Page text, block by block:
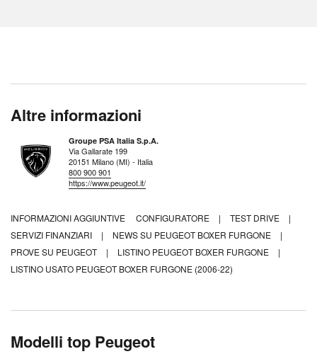
Altre informazioni
Groupe PSA Italia S.p.A.
Via Gallarate 199
20151 Milano (MI) - Italia
800 900 901
https://www.peugeot.it/
INFORMAZIONI AGGIUNTIVE CONFIGURATORE | TEST DRIVE
|
SERVIZI FINANZIARI
| NEWS SU PEUGEOT BOXER FURGONE
|
PROVE SU PEUGEOT
| LISTINO PEUGEOT BOXER FURGONE
|
LISTINO USATO PEUGEOT BOXER FURGONE (2006-22)
Modelli top Peugeot